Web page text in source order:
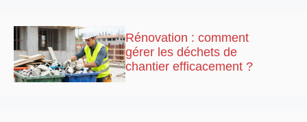
Rénovation : comment
gérer les déchets de
chantier efficacement ?